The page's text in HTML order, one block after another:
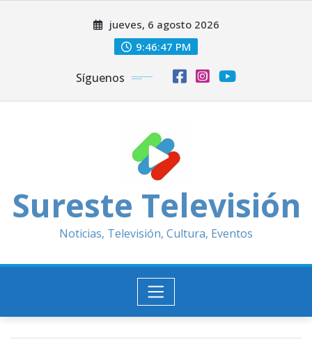
jueves, 6 agosto 2026
9:46:49 PM
Síguenos
Sureste Televisión
Noticias, Televisión, Cultura, Eventos